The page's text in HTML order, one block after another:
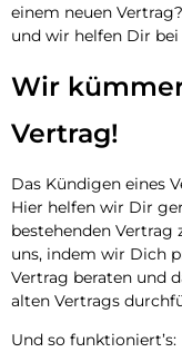
einem neuen
und wir helfen Dir
Wir
Vertrag!
Das Kündigen eines
Hier helfen wir Dir
bestehenden
uns, indem wir Dich
Vertrag beraten und
alten Vertrags
Und so funktioniert’s: